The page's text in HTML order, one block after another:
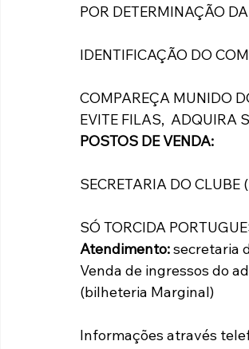
POR DETERMINAÇÃO
IDENTIFICAÇÃO DO
COMPAREÇA MUNIDO
EVITE FILAS,  ADQUIRA
POSTOS DE VENDA:
SECRETARIA DO CLUBE
SÓ TORCIDA
Atendimento: secretaria
Venda de ingressos do
(bilheteria Marginal)
Informações através